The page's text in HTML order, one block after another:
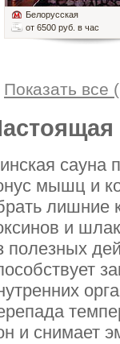
Белорусская
от 6500 руб. в час
Показать все
сауна
мышц и
лишние
и
полезных
и снимает